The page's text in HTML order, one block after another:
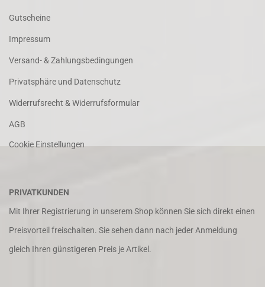
Gutscheine
Impressum
Versand- & Zahlungsbedingungen
Privatsphäre und Datenschutz
Widerrufsrecht & Widerrufsformular
AGB
Cookie Einstellungen
PRIVATKUNDEN
Mit Ihrer Registrierung in unserem Shop können Sie sich direkt einen
Preisvorteil freischalten. Sie sehen dann nach jeder Anmeldung
gleich Ihren günstigeren Preis je Artikel.